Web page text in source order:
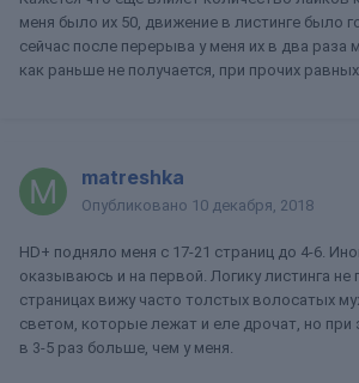
меня было их 50, движение в листинге было
сейчас после перерыва у меня их в два раза
как раньше не получается, при прочих
matreshka
Опубликовано 10 декабря, 2018
HD+ подняло меня с 17-21 страниц до 4-6.
оказываюсь и на первой. Логику листинга
страницах вижу часто толстых волосатых
светом, которые лежат и еле дрочат, но при
в 3-5 раз больше, чем у меня.